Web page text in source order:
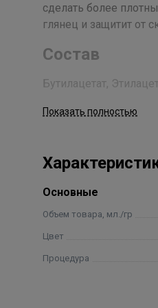
сделать более
глянец и защитит от
Состав
Бутилацетат,
Акрилатов,
Acid/Neopentyl Glycol/
Alcohol, Polyvinyl
Polyethylene,
Показать полностью
Основные
Объем товара, мл./гр
Цвет
Процедура